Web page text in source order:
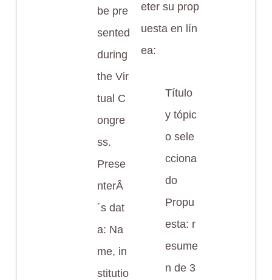
be pre
sented
during
the Vir
tual C
ongre
ss.
Prese
nterÂ
´s dat
a: Na
me, in
stitutio
eter su prop
uesta en lín
ea:
Título
y tópic
o sele
cciona
do
Propu
esta: r
esume
n de 3